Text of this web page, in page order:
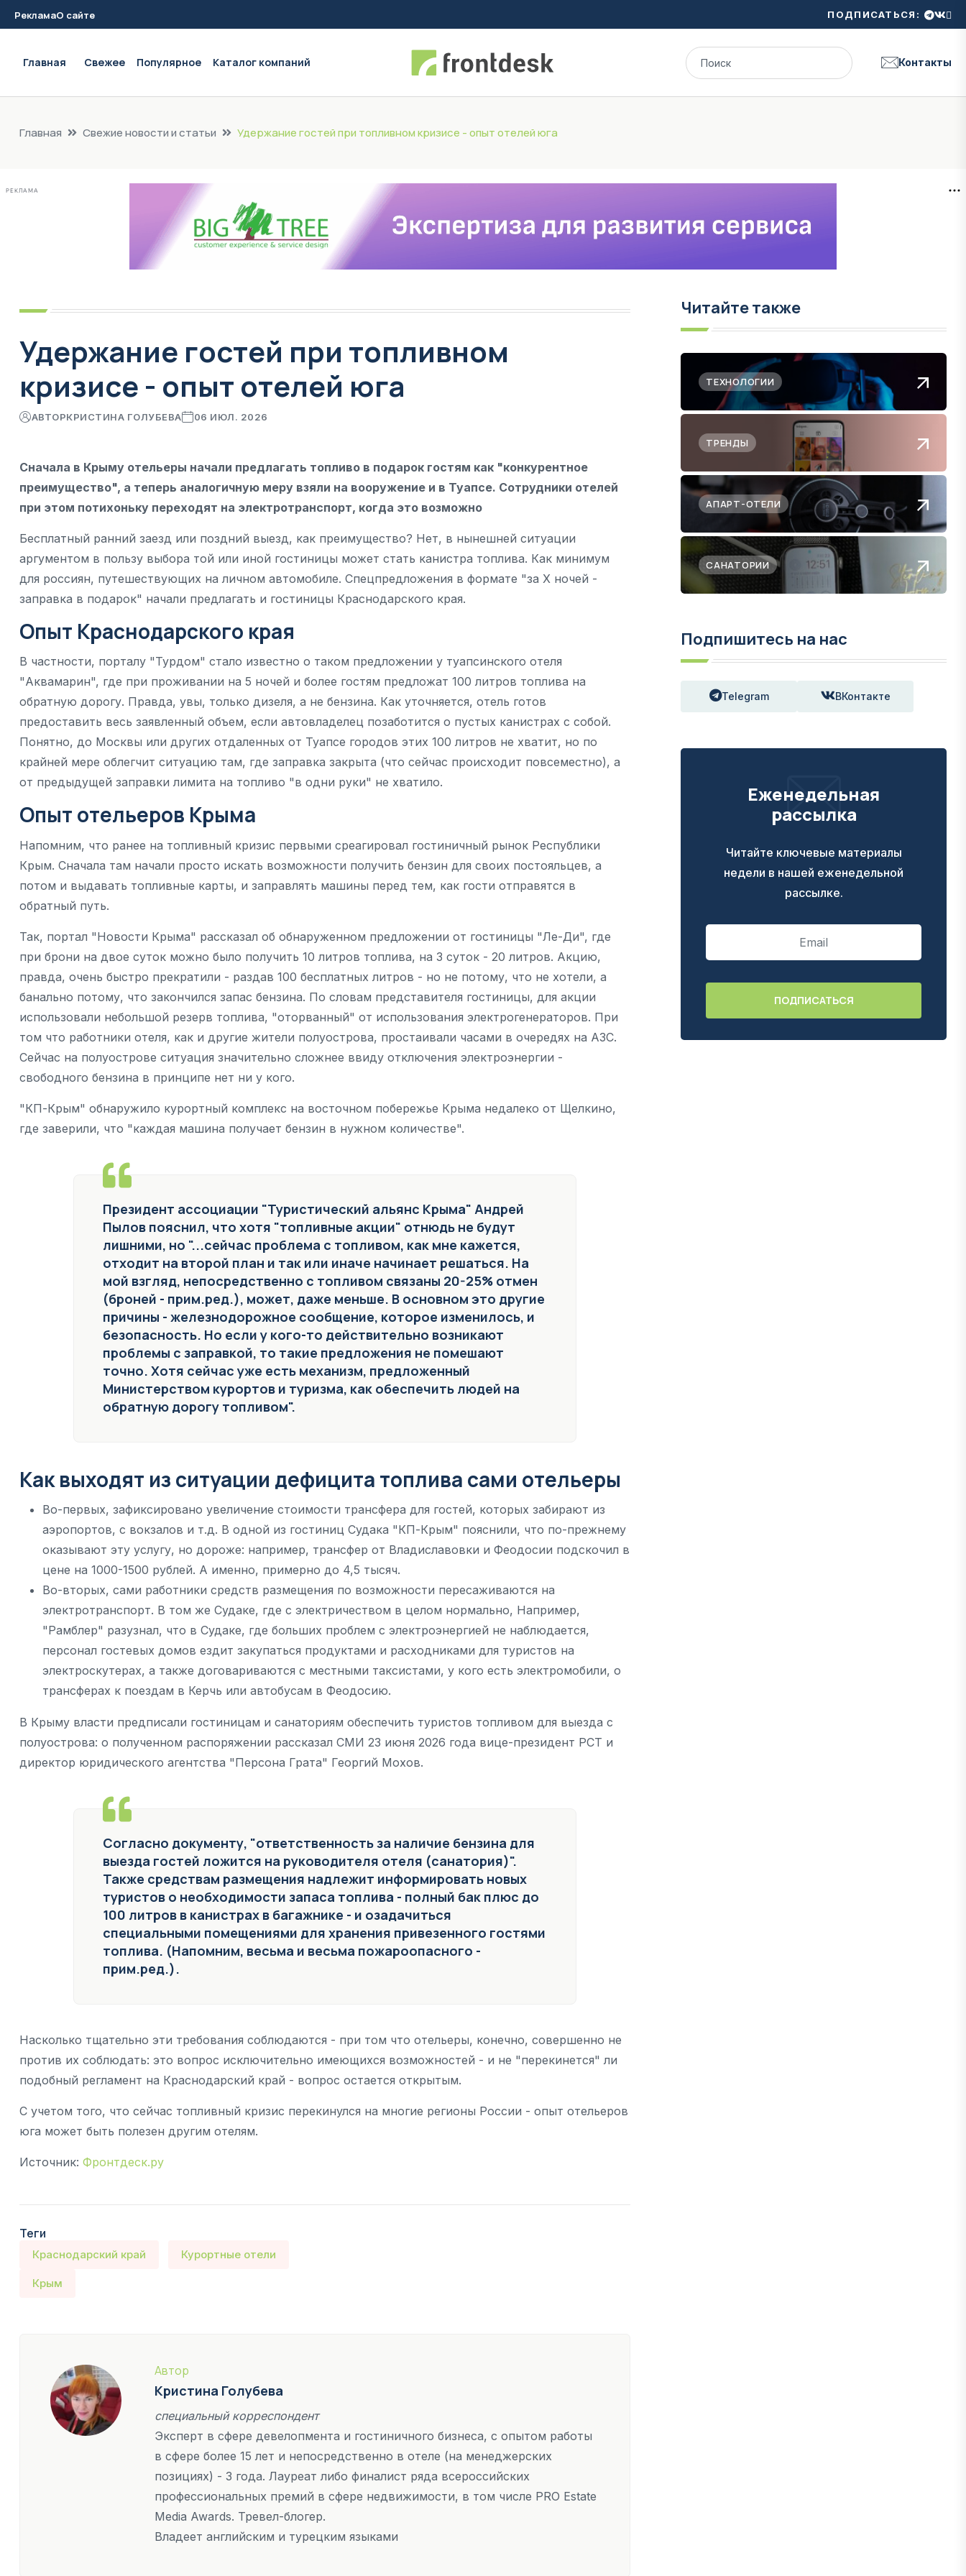
РекламаО сайте ПОДПИСАТЬСЯ:
Главная Свежее Популярное Каталог компаний Контакты
Главная Свежие новости и статьи Удержание гостей при топливном кризисе - опыт отелей юга
РЕКЛАМА
Удержание гостей при топливном
кризисе - опыт отелей юга
АВТОРКРИСТИНА ГОЛУБЕВА 06 ИЮЛ. 2026
Сначала в Крыму отельеры начали предлагать топливо в подарок гостям как "конкурентное
преимущество", а теперь аналогичную меру взяли на вооружение и в Туапсе. Сотрудники отелей
при этом потихоньку переходят на электротранспорт, когда это возможно
Бесплатный ранний заезд или поздний выезд, как преимущество? Нет, в нынешней ситуации
аргументом в пользу выбора той или иной гостиницы может стать канистра топлива. Как минимум
для россиян, путешествующих на личном автомобиле. Спецпредложения в формате "за Х ночей -
заправка в подарок" начали предлагать и гостиницы Краснодарского края.
Опыт Краснодарского края
В частности, порталу "Турдом" стало известно о таком предложении у туапсинского отеля
"Аквамарин", где при проживании на 5 ночей и более гостям предложат 100 литров топлива на
обратную дорогу. Правда, увы, только дизеля, а не бензина. Как уточняется, отель готов
предоставить весь заявленный объем, если автовладелец позаботится о пустых канистрах с собой.
Понятно, до Москвы или других отдаленных от Туапсе городов этих 100 литров не хватит, но по
крайней мере облегчит ситуацию там, где заправка закрыта (что сейчас происходит повсеместно), а
от предыдущей заправки лимита на топливо "в одни руки" не хватило.
Опыт отельеров Крыма
Напомним, что ранее на топливный кризис первыми среагировал гостиничный рынок Республики
Крым. Сначала там начали просто искать возможности получить бензин для своих постояльцев, а
потом и выдавать топливные карты, и заправлять машины перед тем, как гости отправятся в
обратный путь.
Так, портал "Новости Крыма" рассказал об обнаруженном предложении от гостиницы "Ле-Ди", где
при брони на двое суток можно было получить 10 литров топлива, на 3 суток - 20 литров. Акцию,
правда, очень быстро прекратили - раздав 100 бесплатных литров - но не потому, что не хотели, а
банально потому, что закончился запас бензина. По словам представителя гостиницы, для акции
использовали небольшой резерв топлива, "оторванный" от использования электрогенераторов. При
том что работники отеля, как и другие жители полуострова, простаивали часами в очередях на АЗС.
Сейчас на полуострове ситуация значительно сложнее ввиду отключения электроэнергии -
свободного бензина в принципе нет ни у кого.
"КП-Крым" обнаружило курортный комплекс на восточном побережье Крыма недалеко от Щелкино,
где заверили, что "каждая машина получает бензин в нужном количестве".
Президент ассоциации "Туристический альянс Крыма" Андрей
Пылов пояснил, что хотя "топливные акции" отнюдь не будут
лишними, но "...сейчас проблема с топливом, как мне кажется,
отходит на второй план и так или иначе начинает решаться. На
мой взгляд, непосредственно с топливом связаны 20-25% отмен
(броней - прим.ред.), может, даже меньше. В основном это другие
причины - железнодорожное сообщение, которое изменилось, и
безопасность. Но если у кого-то действительно возникают
проблемы с заправкой, то такие предложения не помешают
точно. Хотя сейчас уже есть механизм, предложенный
Министерством курортов и туризма, как обеспечить людей на
обратную дорогу топливом".
Как выходят из ситуации дефицита топлива сами отельеры
Во-первых, зафиксировано увеличение стоимости трансфера для гостей, которых забирают из
аэропортов, с вокзалов и т.д. В одной из гостиниц Судака "КП-Крым" пояснили, что по-прежнему
оказывают эту услугу, но дороже: например, трансфер от Владиславовки и Феодосии подскочил в
цене на 1000-1500 рублей. А именно, примерно до 4,5 тысяч.
Во-вторых, сами работники средств размещения по возможности пересаживаются на
электротранспорт. В том же Судаке, где с электричеством в целом нормально, Например,
"Рамблер" разузнал, что в Судаке, где больших проблем с электроэнергией не наблюдается,
персонал гостевых домов ездит закупаться продуктами и расходниками для туристов на
электроскутерах, а также договариваются с местными таксистами, у кого есть электромобили, о
трансферах к поездам в Керчь или автобусам в Феодосию.
В Крыму власти предписали гостиницам и санаториям обеспечить туристов топливом для выезда с
полуострова: о полученном распоряжении рассказал СМИ 23 июня 2026 года вице-президент РСТ и
директор юридического агентства "Персона Грата" Георгий Мохов.
Согласно документу, "ответственность за наличие бензина для
выезда гостей ложится на руководителя отеля (санатория)".
Также средствам размещения надлежит информировать новых
туристов о необходимости запаса топлива - полный бак плюс до
100 литров в канистрах в багажнике - и озадачиться
специальными помещениями для хранения привезенного гостями
топлива. (Напомним, весьма и весьма пожароопасного -
прим.ред.).
Насколько тщательно эти требования соблюдаются - при том что отельеры, конечно, совершенно не
против их соблюдать: это вопрос исключительно имеющихся возможностей - и не "перекинется" ли
подобный регламент на Краснодарский край - вопрос остается открытым.
С учетом того, что сейчас топливный кризис перекинулся на многие регионы России - опыт отельеров
юга может быть полезен другим отелям.
Источник: Фронтдеск.ру
Теги
Краснодарский край Курортные отели
Крым
Автор
Кристина Голубева
специальный корреспондент
Эксперт в сфере девелопмента и гостиничного бизнеса, с опытом работы
в сфере более 15 лет и непосредственно в отеле (на менеджерских
позициях) - 3 года. Лауреат либо финалист ряда всероссийских
профессиональных премий в сфере недвижимости, в том числе PRO Estate
Media Awards. Тревел-блогер.
Владеет английским и турецким языками
Читайте также
ТЕХНОЛОГИИ
ТРЕНДЫ
АПАРТ-ОТЕЛИ
САНАТОРИИ
Подпишитесь на нас
Telegram ВКонтакте
Еженедельная
рассылка
Читайте ключевые материалы
недели в нашей еженедельной
рассылке.